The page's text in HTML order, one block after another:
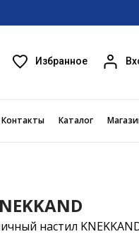
Избранное
Контакты Каталог
настил